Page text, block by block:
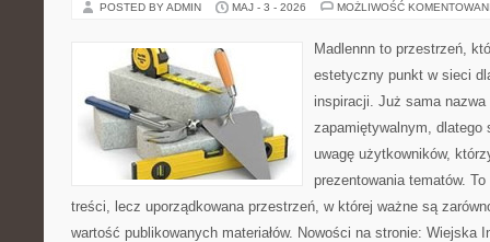
POSTED BY ADMIN MAJ - 3 - 2026 MOŻLIWOŚĆ
Madlennn to przestrzeń,
estetyczny punkt w sieci
inspiracji. Już sama
zapamiętywalnym, dlatego
uwagę użytkowników,
prezentowania tematów.
treści, lecz uporządkowana przestrzeń, w której ważne są
wartość publikowanych materiałów. Nowości na stronie: Wiejska